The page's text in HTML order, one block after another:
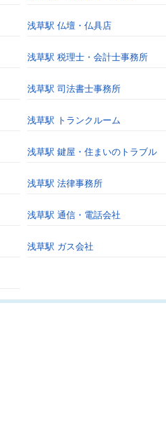
浅草駅 仏壇・仏具店
浅草駅 税理士・会計士事務所
浅草駅 司法書士事務所
浅草駅 トランクルーム
浅草駅 鍵屋・住まいのトラブル
浅草駅 法律事務所
浅草駅 通信・電話会社
浅草駅 ガス会社